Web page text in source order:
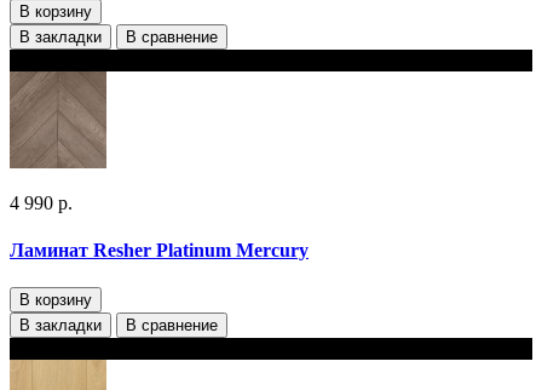
В корзину
В закладки
В сравнение
4 990 р.
Ламинат Resher Platinum Mercury
В корзину
В закладки
В сравнение